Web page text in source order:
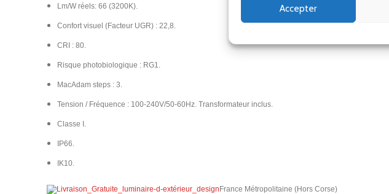
Accepter
Lm/W réels: 66 (3200K).
Confort visuel (Facteur UGR) : 22,8.
CRI : 80.
Risque photobiologique : RG1.
MacAdam steps : 3.
Tension / Fréquence : 100-240V/50-60Hz. Transformateur inclus.
Classe I.
IP66.
IK10.​
France Métropolitaine (Hors Corse)